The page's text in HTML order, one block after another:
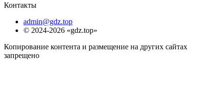
Контакты
admin@gdz.top
© 2024-2026 «gdz.top»
Копирование контента и размещение на других сайтах
запрещено